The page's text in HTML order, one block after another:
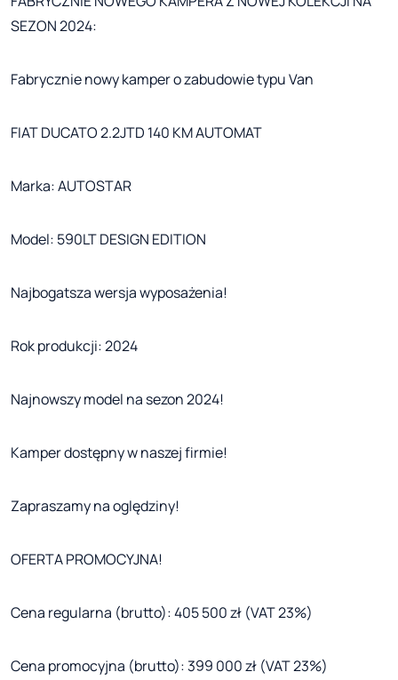
SEZON 2024:
Fabrycznie nowy kamper o zabudowie typu Van
FIAT DUCATO 2.2JTD 140 KM AUTOMAT
Marka: AUTOSTAR
Model: 590LT DESIGN EDITION
Najbogatsza wersja wyposażenia!
Rok produkcji: 2024
Najnowszy model na sezon 2024!
Kamper dostępny w naszej firmie!
Zapraszamy na oględziny!
OFERTA PROMOCYJNA!
Cena regularna (brutto): 405 500 zł (VAT 23%)
Cena promocyjna (brutto): 399 000 zł (VAT 23%)